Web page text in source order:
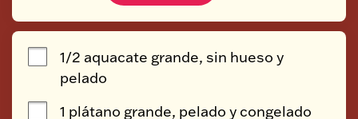
1/2 aquacate grande, sin hueso y
pelado
1 plátano grande, pelado y congelado